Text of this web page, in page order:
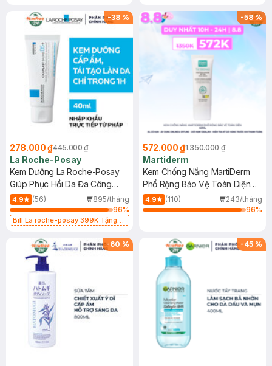
-38 %
278.000 ₫445.000 ₫
La Roche-Posay
Kem Dưỡng La Roche-Posay
Giúp Phục Hồi Da Đa Công
Dụng 40ml
4.9 (56)
895/tháng
96%
Bill La roche-posay 399K Tặng
(SL có hạn)
-58%
572.000 ₫1.350.000 ₫
Martiderm
Kem Chống Nắng MartiDerm
Phổ Rộng Bảo Vệ Toàn Diện
40ml
4.9 (110)
243/tháng
96%
-60 % -45 %